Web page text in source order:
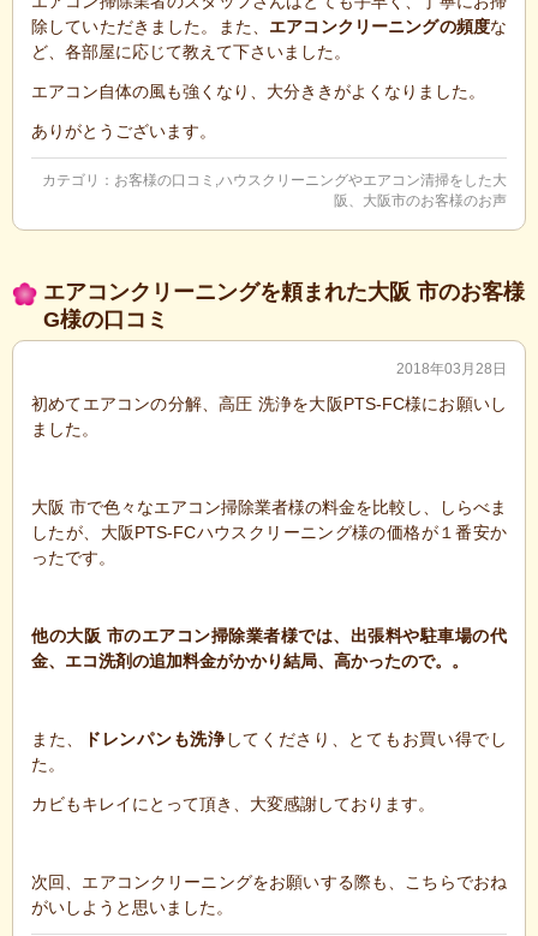
除していただきました。また、 エアコンクリーニングの頻度な
ど、各部屋に応じて教えて下さいました。
エアコン自体の風も強くなり、大分ききがよくなりました。
ありがとうございます。
カテゴリ： お客様の口コミ
ハウスクリーニングやエアコン清掃をした大
阪、大阪市のお客様のお声
エアコンクリーニングを頼まれた大阪 市のお客様
G様の口コミ
2018年03月28日
初めてエアコンの分解、高圧 洗浄を大阪PTS-FC様にお願いし
ました。
大阪 市で色々なエアコン掃除業者様の料金を比較し、しらべま
したが、大阪PTS-FCハウスクリーニング様の価格が１番安か
ったです。
他の大阪 市のエアコン掃除業者様では、出張料や駐車場の代
金、エコ洗剤の追加料金がかかり結局、高かったので。。
また、 ドレンパンも洗浄してくださり、とてもお買い得でし
た。
カビもキレイにとって頂き、大変感謝しております。
次回、エアコンクリーニングをお願いする際も、こちらでおね
がいしようと思いました。